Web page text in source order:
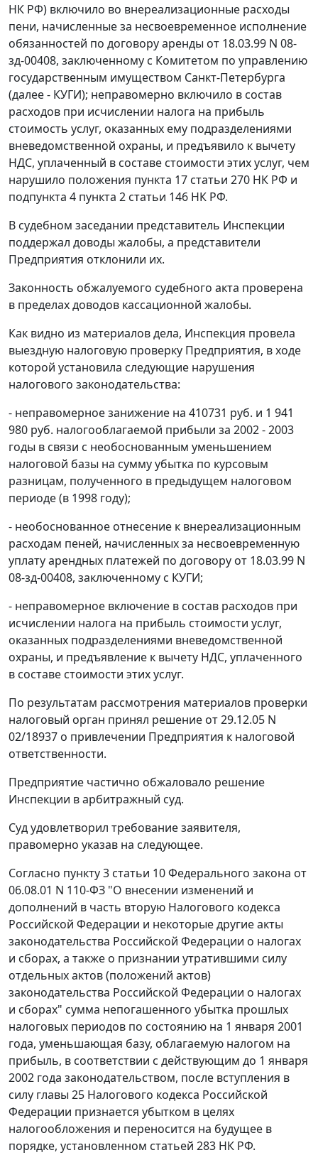
НК РФ) включило во внереализационные расходы
пени, начисленные за несвоевременное исполнение
обязанностей по договору аренды от 18.03.99 N 08-
зд-00408, заключенному с Комитетом по управлению
государственным имуществом Санкт-Петербурга
(далее - КУГИ); неправомерно включило в состав
расходов при исчислении налога на прибыль
стоимость услуг, оказанных ему подразделениями
вневедомственной охраны, и предъявило к вычету
НДС, уплаченный в составе стоимости этих услуг, чем
нарушило положения пункта 17 статьи 270 НК РФ и
подпункта 4 пункта 2 статьи 146 НК РФ.
В судебном заседании представитель Инспекции
поддержал доводы жалобы, а представители
Предприятия отклонили их.
Законность обжалуемого судебного акта проверена
в пределах доводов кассационной жалобы.
Как видно из материалов дела, Инспекция провела
выездную налоговую проверку Предприятия, в ходе
которой установила следующие нарушения
налогового законодательства:
- неправомерное занижение на 410731 руб. и 1 941
980 руб. налогооблагаемой прибыли за 2002 - 2003
годы в связи с необоснованным уменьшением
налоговой базы на сумму убытка по курсовым
разницам, полученного в предыдущем налоговом
периоде (в 1998 году);
- необоснованное отнесение к внереализационным
расходам пеней, начисленных за несвоевременную
уплату арендных платежей по договору от 18.03.99 N
08-зд-00408, заключенному с КУГИ;
- неправомерное включение в состав расходов при
исчислении налога на прибыль стоимости услуг,
оказанных подразделениями вневедомственной
охраны, и предъявление к вычету НДС, уплаченного
в составе стоимости этих услуг.
По результатам рассмотрения материалов проверки
налоговый орган принял решение от 29.12.05 N
02/18937 о привлечении Предприятия к налоговой
ответственности.
Предприятие частично обжаловало решение
Инспекции в арбитражный суд.
Суд удовлетворил требование заявителя,
правомерно указав на следующее.
Согласно пункту 3 статьи 10Федерального закона от
06.08.01 N 110-ФЗ "О внесении изменений и
дополнений в часть вторую Налогового кодекса
Российской Федерации и некоторые другие акты
законодательства Российской Федерации о налогах
и сборах, а также о признании утратившими силу
отдельных актов (положений актов)
законодательства Российской Федерации о налогах
и сборах" сумма непогашенного убытка прошлых
налоговых периодов по состоянию на 1 января 2001
года, уменьшающая базу, облагаемую налогом на
прибыль, в соответствии с действующим до 1 января
2002 года законодательством, после вступления в
силу главы 25 Налогового кодекса Российской
Федерации признается убытком в целях
налогообложения и переносится на будущее в
порядке, установленном статьей 283 НК РФ.